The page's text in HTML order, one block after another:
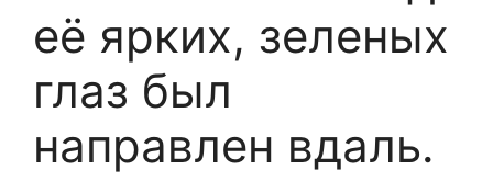
её ярких, зеленых
глаз был
направлен вдаль.